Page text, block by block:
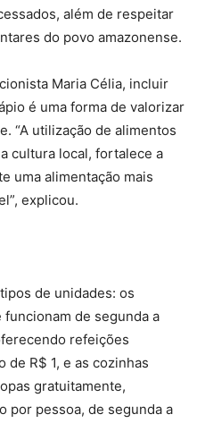
além de respeitar
do povo amazonense.
Maria Célia, incluir
é uma forma de valorizar
“A utilização de alimentos
cultura local, fortalece a
uma alimentação mais
explicou.
de unidades: os
de segunda a
refeições
de R$ 1, e as cozinhas
gratuitamente,
por pessoa, de segunda a